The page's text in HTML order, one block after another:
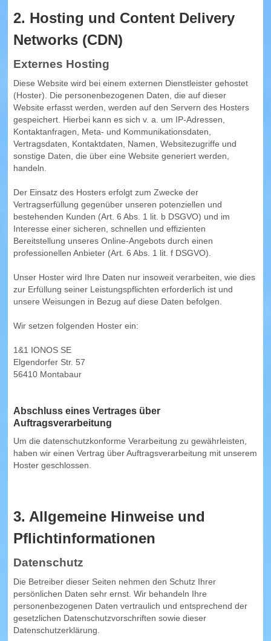
2. Hosting und Content Delivery
Networks (CDN)
Externes Hosting
Diese Website wird bei einem externen Dienstleister gehostet
(Hoster). Die personenbezogenen Daten, die auf dieser
Website erfasst werden, werden auf den Servern des Hosters
gespeichert. Hierbei kann es sich v. a. um IP-Adressen,
Kontaktanfragen, Meta- und Kommunikationsdaten,
Vertragsdaten, Kontaktdaten, Namen, Websitezugriffe und
sonstige Daten, die über eine Website generiert werden,
handeln.
Der Einsatz des Hosters erfolgt zum Zwecke der
Vertragserfüllung gegenüber unseren potenziellen und
bestehenden Kunden (Art. 6 Abs. 1 lit. b DSGVO) und im
Interesse einer sicheren, schnellen und effizienten
Bereitstellung unseres Online-Angebots durch einen
professionellen Anbieter (Art. 6 Abs. 1 lit. f DSGVO).
Unser Hoster wird Ihre Daten nur insoweit verarbeiten, wie dies
zur Erfüllung seiner Leistungspflichten erforderlich ist und
unsere Weisungen in Bezug auf diese Daten befolgen.
Wir setzen folgenden Hoster ein:
1&1 IONOS SE
Elgendorfer Str. 57
56410 Montabaur
Abschluss eines Vertrages über
Auftragsverarbeitung
Um die datenschutzkonforme Verarbeitung zu gewährleisten,
haben wir einen Vertrag über Auftragsverarbeitung mit unserem
Hoster geschlossen.
3. Allgemeine Hinweise und
Pflicht­informationen
Datenschutz
Die Betreiber dieser Seiten nehmen den Schutz Ihrer
persönlichen Daten sehr ernst. Wir behandeln Ihre
personenbezogenen Daten vertraulich und entsprechend der
gesetzlichen Datenschutzvorschriften sowie dieser
Datenschutzerklärung.